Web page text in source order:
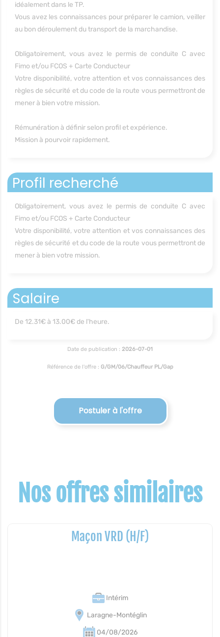
idéalement dans le TP.
Vous avez les connaissances pour préparer le camion, veiller
au bon déroulement du transport de la marchandise.
Obligatoirement, vous avez le permis de conduite C avec
Fimo et/ou FCOS + Carte Conducteur
Votre disponibilité, votre attention et vos connaissances des
règles de sécurité et du code de la route vous permettront de
mener à bien votre mission.
Rémunération à définir selon profil et expérience.
Mission à pourvoir rapidement.
Profil recherché
Obligatoirement, vous avez le permis de conduite C avec
Fimo et/ou FCOS + Carte Conducteur
Votre disponibilité, votre attention et vos connaissances des
règles de sécurité et du code de la route vous permettront de
mener à bien votre mission.
Salaire
De 12.31€ à 13.00€ de l'heure.
Date de publication : 2026-07-01
Référence de l'offre : G/GM/06/Chauffeur PL/Gap
Postuler à l'offre
Nos offres similaires
Maçon VRD (H/F)
Intérim
Laragne-Montéglin
04/08/2026